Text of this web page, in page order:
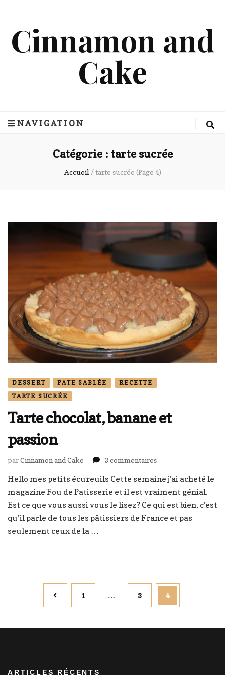
Cinnamon and
Cake
NAVIGATION
Catégorie : tarte sucrée
Accueil / tarte sucrée (Page 4)
DESSERT PATE SABLÉE
RECETTE
TARTE SUCRÉE
Tarte chocolat, banane et
passion
parCinnamon and Cake 3 commentairessur
chocolat,
banane
passion
Hello mes petits écureuils Cette semaine j’ai acheté le
magazine Fou de Patisserie et il est vraiment génial.
Est ce que vous aussi vous le lisez? Ce qui est bien, c’est
qu’il parle de tous les pâtissiers de France et pas
seulement ceux de la …
Page
1 … Page
3 Page
4
ARTICLES RÉCENTS